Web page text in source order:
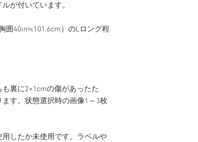
が付いています。
囲40in≒101.6cm）のLロング程
裏に2×1cmの傷があったた
す。状態選択時の画像1～3枚
したか未使用です。ラベルや